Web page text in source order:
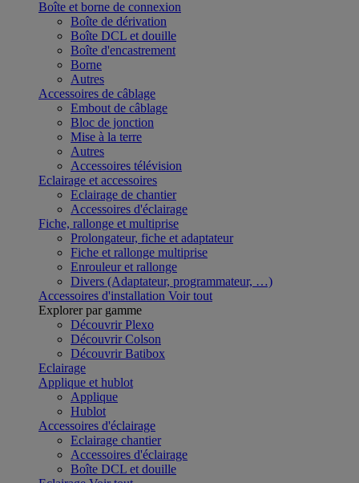
Boîte et borne de connexion
Boîte de dérivation
Boîte DCL et douille
Boîte d'encastrement
Borne
Autres
Accessoires de câblage
Embout de câblage
Bloc de jonction
Mise à la terre
Autres
Accessoires télévision
Eclairage et accessoires
Eclairage de chantier
Accessoires d'éclairage
Fiche, rallonge et multiprise
Prolongateur, fiche et adaptateur
Fiche et rallonge multiprise
Enrouleur et rallonge
Divers (Adaptateur, programmateur, …)
Accessoires d'installation Voir tout
Explorer par gamme
Découvrir Plexo
Découvrir Colson
Découvrir Batibox
Eclairage
Applique et hublot
Applique
Hublot
Accessoires d'éclairage
Eclairage chantier
Accessoires d'éclairage
Boîte DCL et douille